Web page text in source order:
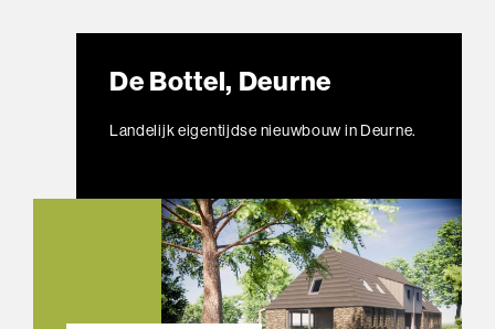
De Bottel, Deurne
Landelijk eigentijdse nieuwbouw in Deurne.